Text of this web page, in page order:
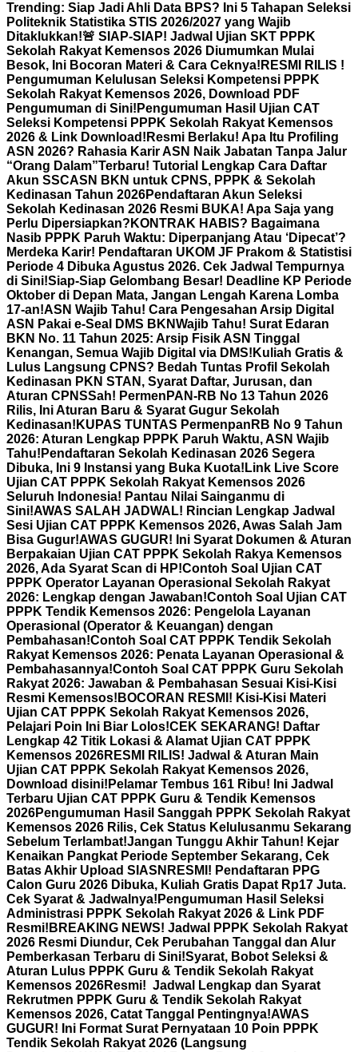
Trending: Siap Jadi Ahli Data BPS? Ini 5 Tahapan Seleksi
Politeknik Statistika STIS 2026/2027 yang Wajib
Ditaklukkan!🚨 SIAP-SIAP! Jadwal Ujian SKT PPPK
Sekolah Rakyat Kemensos 2026 Diumumkan Mulai
Besok, Ini Bocoran Materi & Cara Ceknya! RESMI RILIS !
Pengumuman Kelulusan Seleksi Kompetensi PPPK
Sekolah Rakyat Kemensos 2026, Download PDF
Pengumuman di Sini! Pengumuman Hasil Ujian CAT
Seleksi Kompetensi PPPK Sekolah Rakyat Kemensos
2026 & Link Download! Resmi Berlaku! Apa Itu Profiling
ASN 2026? Rahasia Karir ASN Naik Jabatan Tanpa Jalur
“Orang Dalam”Terbaru! Tutorial Lengkap Cara Daftar
Akun SSCASN BKN untuk CPNS, PPPK & Sekolah
Kedinasan Tahun 2026Pendaftaran Akun Seleksi
Sekolah Kedinasan 2026 Resmi BUKA! Apa Saja yang
Perlu Dipersiapkan? KONTRAK HABIS? Bagaimana
Nasib PPPK Paruh Waktu: Diperpanjang Atau ‘Dipecat’?
Merdeka Karir! Pendaftaran UKOM JF Prakom & Statistisi
Periode 4 Dibuka Agustus 2026. Cek Jadwal Tempurnya
di Sini!Siap-Siap Gelombang Besar! Deadline KP Periode
Oktober di Depan Mata, Jangan Lengah Karena Lomba
17-an!ASN Wajib Tahu! Cara Pengesahan Arsip Digital
ASN Pakai e-Seal DMS BKNWajib Tahu! Surat Edaran
BKN No. 11 Tahun 2025: Arsip Fisik ASN Tinggal
Kenangan, Semua Wajib Digital via DMS! Kuliah Gratis &
Lulus Langsung CPNS? Bedah Tuntas Profil Sekolah
Kedinasan PKN STAN, Syarat Daftar, Jurusan, dan
Aturan CPNSSah! PermenPAN-RB No 13 Tahun 2026
Rilis, Ini Aturan Baru & Syarat Gugur Sekolah
Kedinasan! KUPAS TUNTAS PermenpanRB No 9 Tahun
2026: Aturan Lengkap PPPK Paruh Waktu, ASN Wajib
Tahu! Pendaftaran Sekolah Kedinasan 2026 Segera
Dibuka, Ini 9 Instansi yang Buka Kuota! Link Live Score
Ujian CAT PPPK Sekolah Rakyat Kemensos 2026
Seluruh Indonesia! Pantau Nilai Sainganmu di
Sini!AWAS SALAH JADWAL! Rincian Lengkap Jadwal
Sesi Ujian CAT PPPK Kemensos 2026, Awas Salah Jam
Bisa Gugur!AWAS GUGUR! Ini Syarat Dokumen & Aturan
Berpakaian Ujian CAT PPPK Sekolah Rakya Kemensos
2026, Ada Syarat Scan di HP!Contoh Soal Ujian CAT
PPPK Operator Layanan Operasional Sekolah Rakyat
2026: Lengkap dengan Jawaban!Contoh Soal Ujian CAT
PPPK Tendik Kemensos 2026: Pengelola Layanan
Operasional (Operator & Keuangan) dengan
Pembahasan!Contoh Soal CAT PPPK Tendik Sekolah
Rakyat Kemensos 2026: Penata Layanan Operasional &
Pembahasannya!Contoh Soal CAT PPPK Guru Sekolah
Rakyat 2026: Jawaban & Pembahasan Sesuai Kisi-Kisi
Resmi Kemensos! BOCORAN RESMI! Kisi-Kisi Materi
Ujian CAT PPPK Sekolah Rakyat Kemensos 2026,
Pelajari Poin Ini Biar Lolos!CEK SEKARANG! Daftar
Lengkap 42 Titik Lokasi & Alamat Ujian CAT PPPK
Kemensos 2026RESMI RILIS! Jadwal & Aturan Main
Ujian CAT PPPK Sekolah Rakyat Kemensos 2026,
Download disini! Pelamar Tembus 161 Ribu! Ini Jadwal
Terbaru Ujian CAT PPPK Guru & Tendik Kemensos
2026Pengumuman Hasil Sanggah PPPK Sekolah Rakyat
Kemensos 2026 Rilis, Cek Status Kelulusanmu Sekarang
Sebelum Terlambat!Jangan Tunggu Akhir Tahun! Kejar
Kenaikan Pangkat Periode September Sekarang, Cek
Batas Akhir Upload SIASN RESMI! Pendaftaran PPG
Calon Guru 2026 Dibuka, Kuliah Gratis Dapat Rp17 Juta.
Cek Syarat & Jadwalnya! Pengumuman Hasil Seleksi
Administrasi PPPK Sekolah Rakyat 2026 & Link PDF
Resmi! BREAKING NEWS! Jadwal PPPK Sekolah Rakyat
2026 Resmi Diundur, Cek Perubahan Tanggal dan Alur
Pemberkasan Terbaru di Sini!Syarat, Bobot Seleksi &
Aturan Lulus PPPK Guru & Tendik Sekolah Rakyat
Kemensos 2026Resmi! Jadwal Lengkap dan Syarat
Rekrutmen PPPK Guru & Tendik Sekolah Rakyat
Kemensos 2026, Catat Tanggal Pentingnya!AWAS
GUGUR! Ini Format Surat Pernyataan 10 Poin PPPK
Tendik Sekolah Rakyat 2026 (Langsung